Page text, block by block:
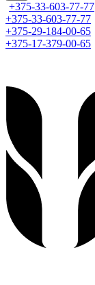
+375-33-603-77-77
+375-33-603-77-77
+375-29-184-00-65
+375-17-379-00-65